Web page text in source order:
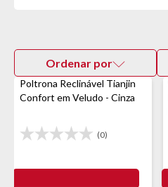
Ordenar por
Poltrona Reclinável Tianjin
Confort em Veludo - Cinza
(0)